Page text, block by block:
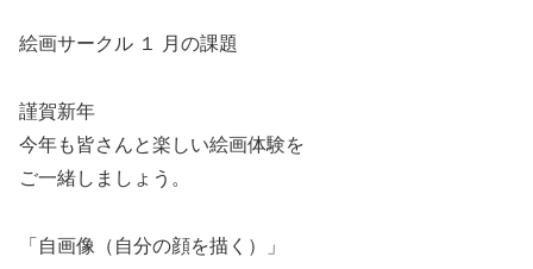
絵画サークル １ 月の課題
謹賀新年
今年も皆さんと楽しい絵画体験を
ご一緒しましょう。
「自画像（自分の顔を描く）」